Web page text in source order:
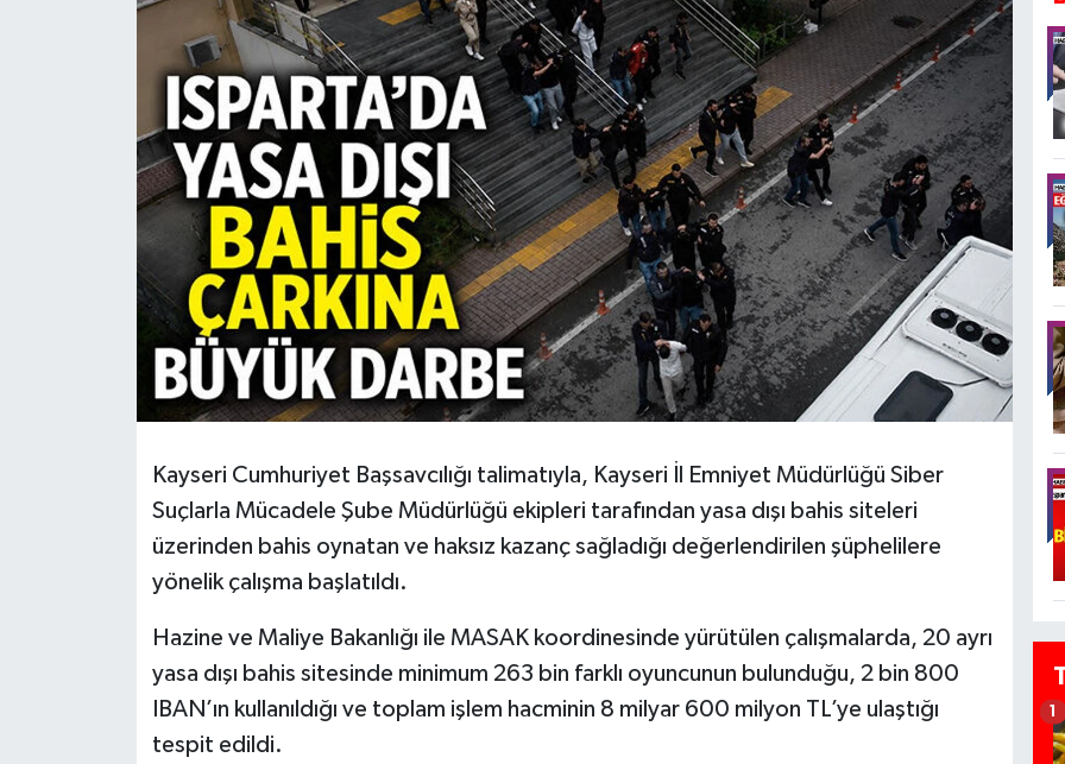
Kayseri Cumhuriyet Başsavcılığı talimatıyla, Kayseri İl Emniyet Müdürlüğü Siber
Suçlarla Mücadele Şube Müdürlüğü ekipleri tarafından yasa dışı bahis siteleri
üzerinden bahis oynatan ve haksız kazanç sağladığı değerlendirilen şüphelilere
yönelik çalışma başlatıldı.
Hazine ve Maliye Bakanlığı ile MASAK koordinesinde yürütülen çalışmalarda, 20 ayrı
yasa dışı bahis sitesinde minimum 263 bin farklı oyuncunun bulunduğu, 2 bin 800
IBAN’ın kullanıldığı ve toplam işlem hacminin 8 milyar 600 milyon TL’ye ulaştığı
tespit edildi.
1
HABERDE İNSAN
KÜLTÜR SANAT
POLİTİKA
RESMİ İLANLAR
Tarihi Yapılarımız